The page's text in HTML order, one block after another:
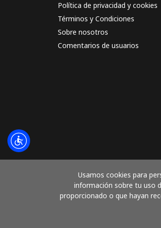
Usamos cookies para
información sobre tu uso
proporcionado o que hayan
Política de privacidad y cookies
Términos y Condiciones
Sobre nosotros
Comentarios de usuarios